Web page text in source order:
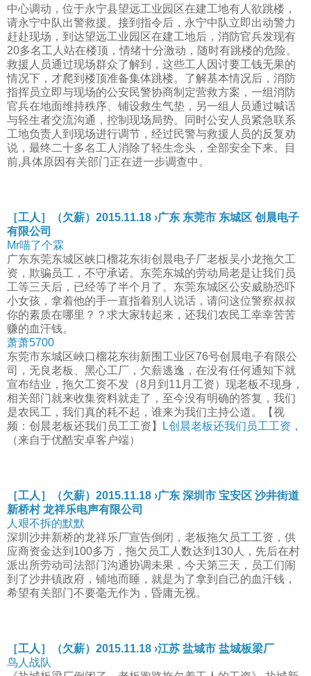
中心调动，位于永宁县望远工业园区在建工地有人欲跳楼，
请永宁中队出警救援。接到指令后，永宁中队立即出动警力
赶赴现场，到达望远工业园区在建工地后，消防官兵发现有
20多名工人站在楼顶，情绪十分激动，随时有跳楼的危险。
救援人员通过现场群众了解到，这些工人因讨要工钱无果的
情况下，才爬到楼顶准备集体跳楼。了解基本情况后，消防
指挥员立即与现场的公安民警协商制定营救方案，一组消防
官兵在地面维持秩序、铺设救生气垫，另一组人员通过喊话
与轻生者交流沟通，控制现场局势。同时公安人员紧急联系
工地负责人到现场进行调节，经过民警与救援人员的反复劝
说，最终二十多名工人消除了轻生念头，全部安全下来。目
前,具体原因有关部门正在进一步调查中。
［工人］（欠薪）2015.11.18 ›广东 东莞市 东城区 创晨电子
有限公司
Mr喵了个霖
广东东莞东城区峡口榴花东街创晨电子厂老板吴小龙拖欠工
资，欺骗员工，不守承诺。东莞东城的劳动局老是让我们员
工等三天后，已经等了半个月了。东莞东城区公安威胁恐吓
小女孩，拿着他的手一直指着别人说话，请问这位警察叔叔
你的素质在哪里？？求大家转起来，还我们农民工幸幸苦苦
赚的血汗钱。
萧萧5700
东莞市东城区峽口榴花东街新围工业区76号创晨电子有限公
司，无良老板、黑心工厂，欠薪逃逸，在没有任何通知下就
宣布结业，拖欠工资不发（8月到11月工资）现老板不现身，
相关部门就来收集资料就走了，至今没有明确的答复，我们
是农民工，我们真的耗不起，谁来为我们主持公道。【视
频：创晨老板还我们员工工资】
L创晨老板还我们员工工资，
（来自于优酷安卓客户端）
［工人］（欠薪）2015.11.18 ›广东 深圳市 宝安区 沙井街道
新桥村 龙祥乐电声有限公司
人艰不拆的默默
深圳沙井新桥的龙祥乐厂宣告倒闭，老板拖欠员工工资，供
应商资金达到100多万，拖欠员工人数达到130人，先后在村
派出所劳动司法部门沟通协调未果，今天第三天，员工们闹
到了沙井镇政府，铺地而睡，就是为了拿到自己的血汗钱，
希望有关部门不要毫无作为，昏庸无视。
［工人］（欠薪）2015.11.18 ›江苏 盐城市 盐城板梁厂
鸟人战队